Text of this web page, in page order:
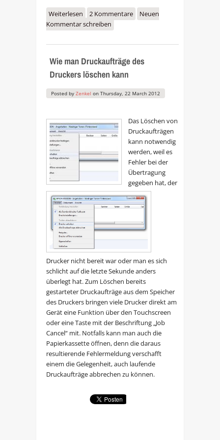
Weiterlesenüber Druckerpatrone druckt die
Tinte nicht mehr aufs Papier -
2 Kommentare
Neuen
Kommentar schreiben
Wie man Druckaufträge des
Druckers löschen kann
Posted by Zenkel on Thursday, 22 March 2012
Das Löschen von
Druckaufträgen
kann notwendig
werden, weil es
Fehler bei der
Übertragung
gegeben hat, der
Drucker nicht bereit war oder man es sich
schlicht auf die letzte Sekunde anders
überlegt hat. Zum Löschen bereits
gestarteter Druckaufträge aus dem Speicher
des Druckers bringen viele Drucker direkt am
Gerät eine Funktion über den Touchscreen
oder eine Taste mit der Beschriftung „Job
Cancel“ mit. Notfalls kann man auch die
Papierkassette öffnen, denn die daraus
resultierende Fehlermeldung verschafft
einem die Gelegenheit, auch laufende
Druckaufträge abbrechen zu können.